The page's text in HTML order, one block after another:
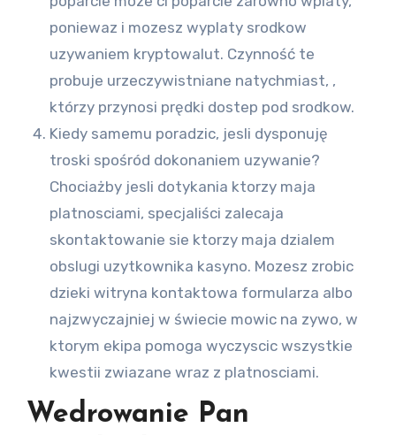
poniewaz i mozesz wyplaty srodkow
uzywaniem kryptowalut. Czynność te
probuje urzeczywistniane natychmiast, ,
którzy przynosi prędki dostep pod srodkow.
Kiedy samemu poradzic, jesli dysponuję
troski spośród dokonaniem uzywanie?
Chociażby jesli dotykania ktorzy maja
platnosciami, specjaliści zalecaja
skontaktowanie sie ktorzy maja dzialem
obslugi uzytkownika kasyno. Mozesz zrobic
dzieki witryna kontaktowa formularza albo
najzwyczajniej w świecie mowic na zywo, w
ktorym ekipa pomoga wyczyscic wszystkie
kwestii zwiazane wraz z platnosciami.
Wedrowanie Pan